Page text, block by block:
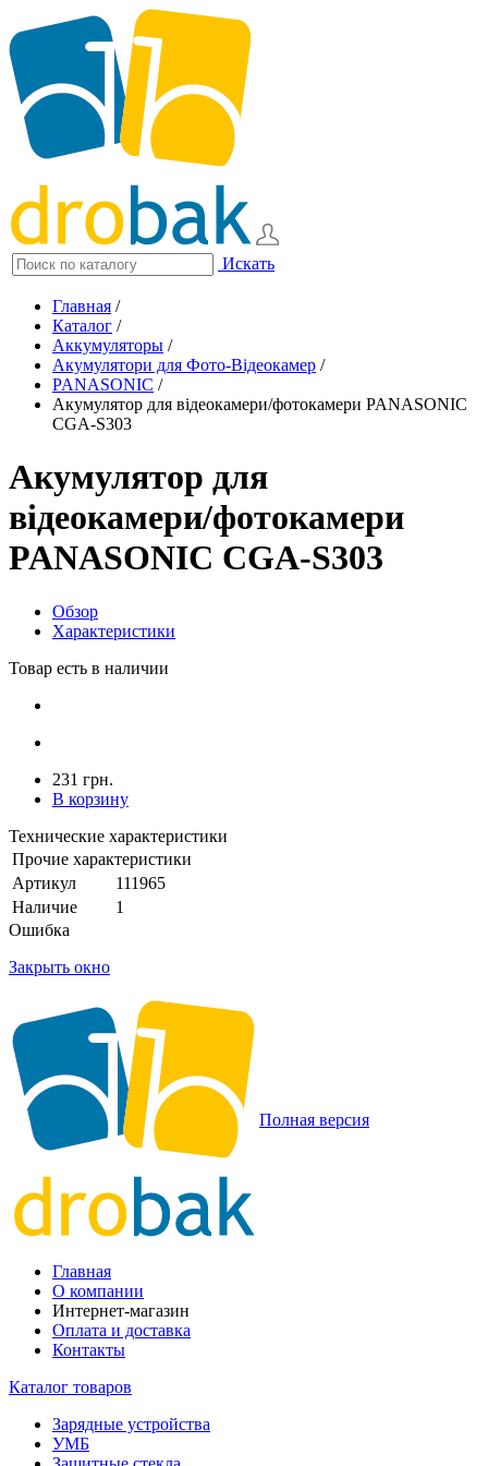
Искать
Главная /
Каталог /
Аккумуляторы /
Акумулятори для Фото-Відеокамер /
PANASONIC /
Акумулятор для відеокамери/фотокамери PANASONIC
CGA-S303
Акумулятор для
відеокамери/фотокамери
PANASONIC CGA-S303
Обзор
Характеристики
Товар есть в наличии
231 грн.
В корзину
Технические характеристики
Прочие характеристики
Артикул
111965
Наличие
1
Ошибка
Закрыть окно
Полная версия
Главная
О компании
Интернет-магазин
Оплата и доставка
Контакты
Каталог товаров
Зарядные устройства
УМБ